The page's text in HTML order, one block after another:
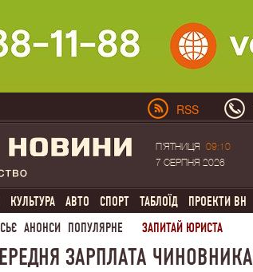
RSS
П'ЯТНИЦЯ
09:10
7 СЕРПНЯ 2026
КУЛЬТУРА АВТО СПОРТ ТАБЛОЇД ПРОЕКТИ ВН
АНОНСИ ПОПУЛЯРНЕ ЗАПИТАЙ ЮРИСТА
ЗАРПЛАТА ЧИНОВНИКА